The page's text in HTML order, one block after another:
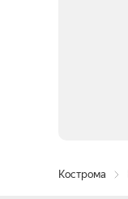
Кострома